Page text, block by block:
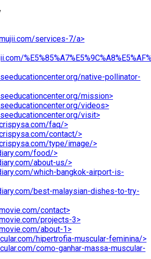
services-7/a>
native-pollinator-
mission>
videos>
visit>
faq/>
contact/>
type/image/>
food/>
about-us/>
which-bangkok-airport-is-
best-malaysian-dishes-to-try-
contact>
projects-3>
about-1>
hipertrofia-muscular-feminina/>
como-ganhar-massa-muscular-